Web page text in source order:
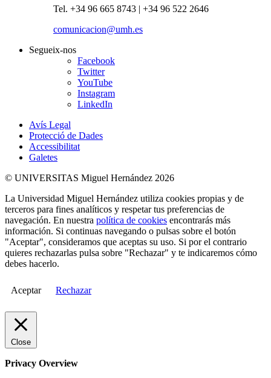
Tel. +34 96 665 8743 | +34 96 522 2646
comunicacion@umh.es
Segueix-nos
Facebook
Twitter
YouTube
Instagram
LinkedIn
Avís Legal
Protecció de Dades
Accessibilitat
Galetes
© UNIVERSITAS Miguel Hernández 2026
La Universidad Miguel Hernández utiliza cookies propias y de
terceros para fines analíticos y respetar tus preferencias de
navegación. En nuestra política de cookies encontrarás más
información. Si continuas navegando o pulsas sobre el botón
"Aceptar", consideramos que aceptas su uso. Si por el contrario
quieres rechazarlas pulsa sobre "Rechazar" y te indicaremos cómo
debes hacerlo.
Aceptar Rechazar
Close
Privacy Overview